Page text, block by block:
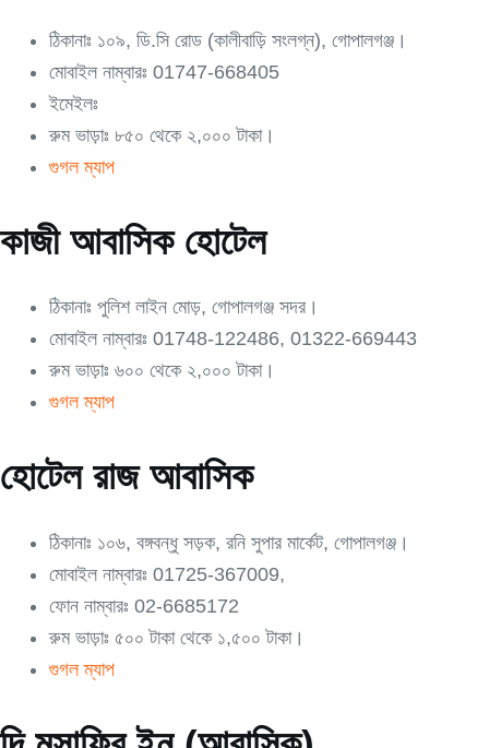
ঠিকানাঃ ১০৯, ডি.সি রোড (কালীবাড়ি সংলগ্ন), গোপালগঞ্জ।
মোবাইল নাম্বারঃ 01747-668405
ইমেইলঃ
রুম ভাড়াঃ ৮৫০ থেকে ২,০০০ টাকা।
গুগল ম্যাপ
কাজী আবাসিক হোটেল
ঠিকানাঃ পুলিশ লাইন মোড়, গোপালগঞ্জ সদর।
মোবাইল নাম্বারঃ 01748-122486, 01322-669443
রুম ভাড়াঃ ৬০০ থেকে ২,০০০ টাকা।
গুগল ম্যাপ
হোটেল রাজ আবাসিক
ঠিকানাঃ ১০৬, বঙ্গবন্ধু সড়ক, রনি সুপার মার্কেট, গোপালগঞ্জ।
মোবাইল নাম্বারঃ 01725-367009,
ফোন নাম্বারঃ 02-6685172
রুম ভাড়াঃ ৫০০ টাকা থেকে ১,৫০০ টাকা।
গুগল ম্যাপ